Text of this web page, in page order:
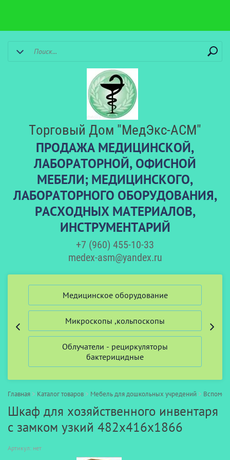
Торговый Дом "МедЭкс-АСМ"
ПРОДАЖА МЕДИЦИНСКОЙ,
ЛАБОРАТОРНОЙ, ОФИСНОЙ
МЕБЕЛИ; МЕДИЦИНСКОГО,
ЛАБОРАТОРНОГО ОБОРУДОВАНИЯ,
РАСХОДНЫХ МАТЕРИАЛОВ,
ИНСТРУМЕНТАРИЙ
+7 (960) 455-10-33
medex-asm@yandex.ru
Медицинское оборудование
Микроскопы ,кольпоскопы
Облучатели - рециркуляторы
бактерицидные
Главная > Каталог товаров > Мебель для дошкольных учредений >
Шкаф для хозяйственного инвентаря
с замком узкий 482х416х1866
Артикул: нет